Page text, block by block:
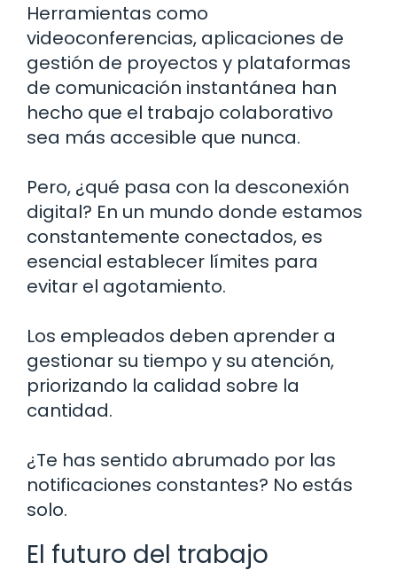
Herramientas como
videoconferencias, aplicaciones de
gestión de proyectos y plataformas
de comunicación instantánea han
hecho que el trabajo colaborativo
sea más accesible que nunca.
Pero, ¿qué pasa con la desconexión
digital? En un mundo donde estamos
constantemente conectados, es
esencial establecer límites para
evitar el agotamiento.
Los empleados deben aprender a
gestionar su tiempo y su atención,
priorizando la calidad sobre la
cantidad.
¿Te has sentido abrumado por las
notificaciones constantes? No estás
solo.
El futuro del trabajo